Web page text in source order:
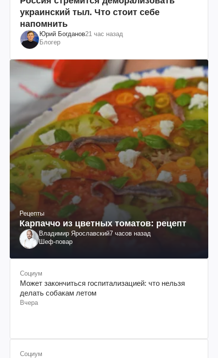
украинский тыл. Что стоит себе
напомнить
Юрий Богданов21 час назад
Блогер
Рецепты
Карпаччо из цветных томатов: рецепт
Владимир Ярославский7 часов назад
Шеф-повар
Социум
Может закончиться госпитализацией: что нельзя
делать собакам летом
Вчера
Социум